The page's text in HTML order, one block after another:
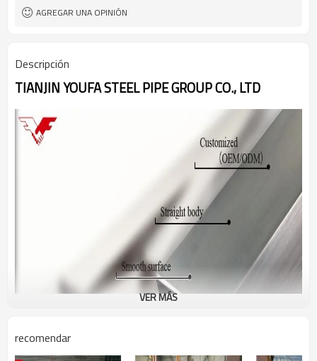
Capacidad de producción
Solicitud
AGREGAR UNA OPINIÓN
Descripción
TIANJIN YOUFA STEEL PIPE GROUP CO., LTD
VER MÁS
recomendar